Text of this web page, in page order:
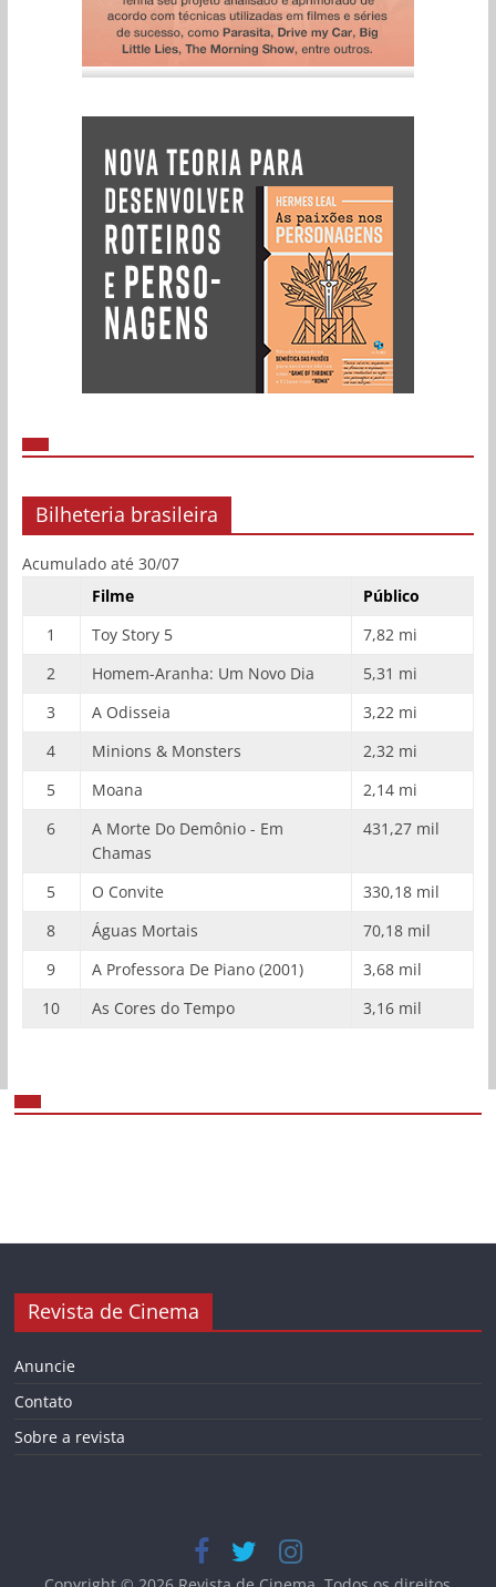
Bilheteria brasileira
Acumulado até 30/07
Filme
Público
1
Toy Story 5
7,82 mi
2
Homem-Aranha: Um Novo Dia
5,31 mi
3
A Odisseia
3,22 mi
4
Minions & Monsters
2,32 mi
5
Moana
2,14 mi
6
A Morte Do Demônio - Em
Chamas
431,27 mil
5 O Convite
330,18 mil
8
Águas Mortais
70,18 mil
9
A Professora De Piano (2001)
3,68 mil
10
As Cores do Tempo 3,16 mil
Revista de Cinema
Anuncie
Contato
Sobre a revista